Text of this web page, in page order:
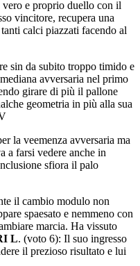
calci piazzati facendo al
sin da subito troppo timido e
girare di più il pallone
geometria in più alla sua
la veemenza avversaria ma
sfiora il palo
il cambio modulo non
marcia. Ha vissuto
L. (voto 6): Il suo ingresso
il prezioso risultato e lui